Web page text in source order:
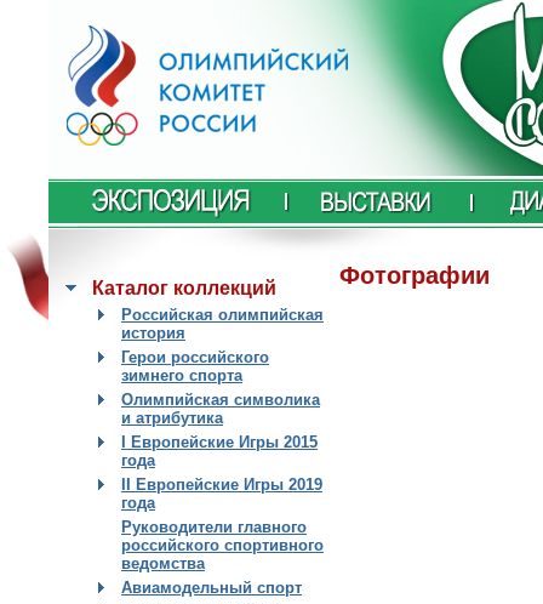
Каталог коллекций
Российская олимпийская
история
Герои российского
зимнего спорта
Олимпийская символика
и атрибутика
I Европейские Игры 2015
года
II Европейские Игры 2019
года
Руководители главного
российского спортивного
ведомства
Авиамодельный спорт
Фотографии